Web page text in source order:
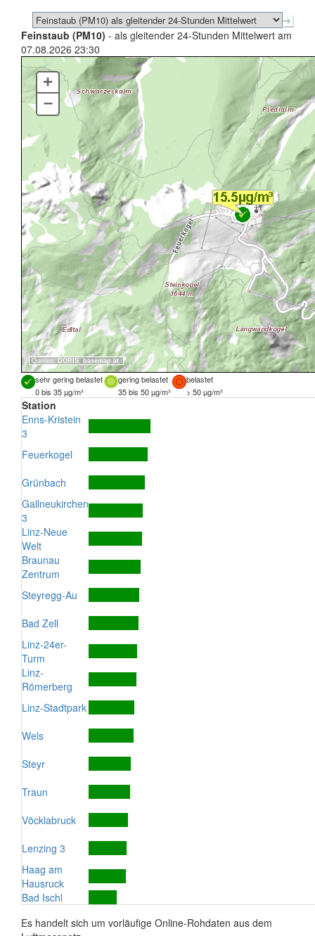
Feinstaub (PM10) - als gleitender 24-Stunden Mittelwert am
07.08.2026 23:30
Quellen: DORIS, basemap.at
+
–
sehr gering belastet gering belastet
belastet
0 bis 35 µg/m³
35 bis 50 µg/m³ > 50 µg/m³
Station
Enns-Kristein
3
Feuerkogel
Grünbach
Gallneukirchen
3
Linz-Neue
Welt
Braunau
Zentrum
Steyregg-Au
Bad Zell
Linz-24er-
Turm
Linz-
Römerberg
Linz-Stadtpark
Wels
Steyr
Traun
Vöcklabruck
Lenzing 3
Haag am
Hausruck
Bad Ischl
Es handelt sich um vorläufige Online-Rohdaten aus dem